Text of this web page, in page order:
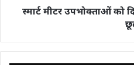
स्‍मार्ट मीटर उपभोक्ताओं को